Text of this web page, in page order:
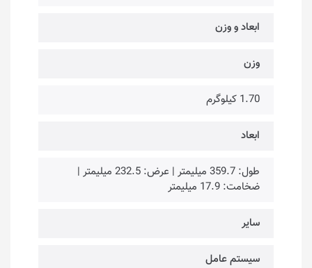
ابعاد و وزن
وزن
1.70 کیلوگرم
ابعاد
طول: 359.7 میلیمتر | عرض: 232.5 میلیمتر |
ضخامت: 17.9 میلیمتر
سایر
سیستم عامل